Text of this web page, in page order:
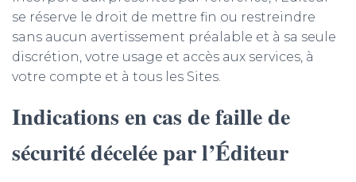
se réserve le droit de mettre fin ou restreindre
sans aucun avertissement préalable et à sa seule
discrétion, votre usage et accès aux services, à
votre compte et à tous les Sites.
Indications en cas de faille de
sécurité décelée par l’Éditeur